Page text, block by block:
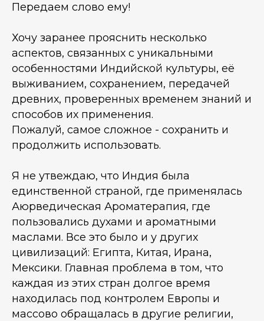
Передаем слово ему!
Хочу заранее прояснить несколько
аспектов, связанных с уникальными
особенностями Индийской культуры, её
выживанием, сохранением, передачей
древних, проверенных временем знаний и
способов их применения.
Пожалуй, самое сложное - сохранить и
продолжить использовать.
Я не утвеждаю, что Индия была
единственной страной, где применялась
Аюрведическая Ароматерапия, где
пользовались духами и ароматными
маслами. Все это было и у других
цивилизаций: Египта, Китая, Ирана,
Мексики. Главная проблема в том, что
каждая из этих стран долгое время
находилась под контролем Европы и
массово обращалась в другие религии,